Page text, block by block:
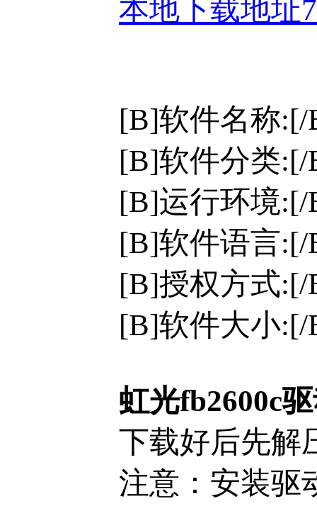
本地下载地址
[B]软件名称:[/
[B]软件分类
[B]运行环境:[/
[B]软件语言
[B]授权方式
[B]软件大小:[/
虹光fb2600c
下载好后先解
注意：安装驱